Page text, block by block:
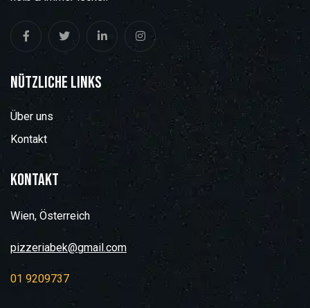
Nützliche Links
Über uns
Kontakt
Kontakt
Wien, Österreich
pizzeriabek@gmail.com
01 9209737